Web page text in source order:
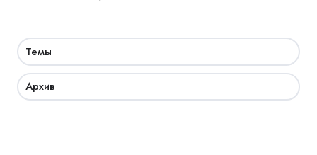
Темы
Архив